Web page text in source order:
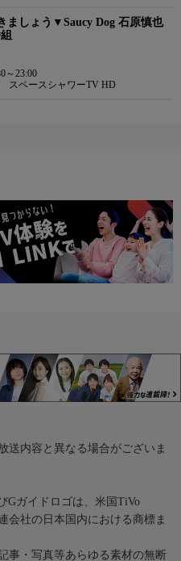
ましょう▼Saucy Dog 石原慎也
～23:00
スペースシャワーTV HD
送内容と異なる場合がございま
Gガイドロゴは、米国TiVo
会社の日本国内における商標ま
事・写真等あらゆる素材の無断